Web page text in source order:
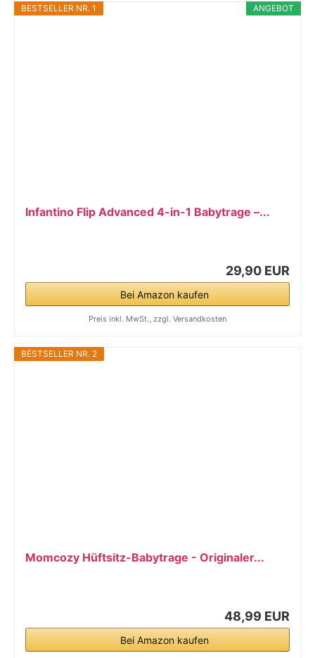
ANGEBOT
BESTSELLER NR. 1
Infantino Flip Advanced 4-in-1 Babytrage –...
29,90 EUR
Bei Amazon kaufen
Preis inkl. MwSt., zzgl. Versandkosten
BESTSELLER NR. 2
Momcozy Hüftsitz-Babytrage - Originaler...
48,99 EUR
Bei Amazon kaufen